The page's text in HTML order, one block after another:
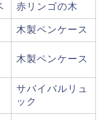
赤リンゴの木
木製ペンケース
木製ペンケース
サバイバルリュ
ック